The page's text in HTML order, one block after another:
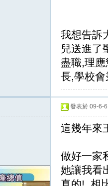
我想告訴
兒送進了
盡職,理
長,學校
發表於 09-6-
這幾年來
做好一家
她讓我看